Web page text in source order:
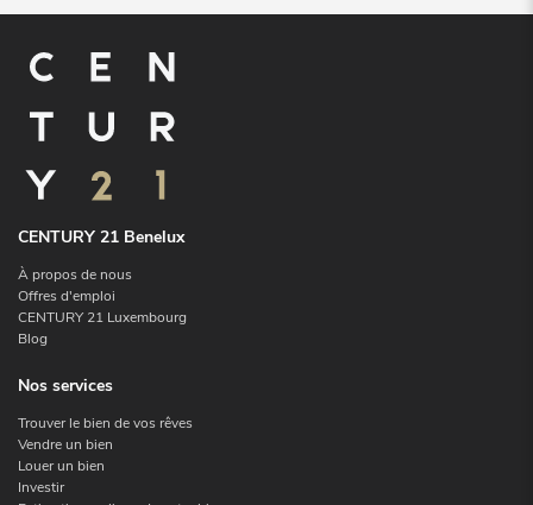
CENTURY 21 Benelux
À propos de nous
Offres d'emploi
CENTURY 21 Luxembourg
Blog
Nos services
Trouver le bien de vos rêves
Vendre un bien
Louer un bien
Investir